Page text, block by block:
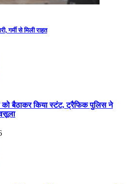
गर्मी से मिली राहत
को बैठाकर किया स्टंट, ट्रैफिक पुलिस ने